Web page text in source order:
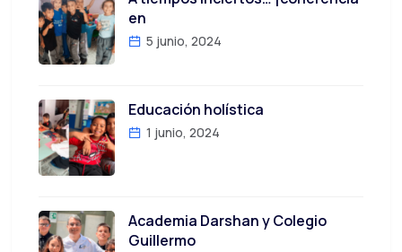
en
5 junio, 2024
Educación holística
1 junio, 2024
Academia Darshan y Colegio
Guillermo